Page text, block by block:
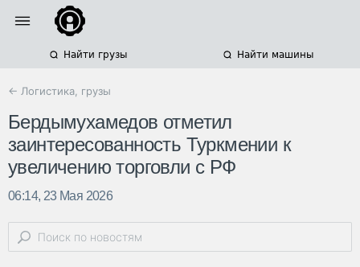
Найти грузы Найти машины
← Логистика, грузы
Бердымухамедов отметил
заинтересованность Туркмении к
увеличению торговли с РФ
06:14, 23 Мая 2026